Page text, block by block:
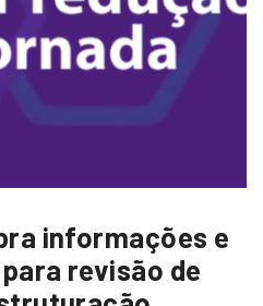
informações e
revisão de